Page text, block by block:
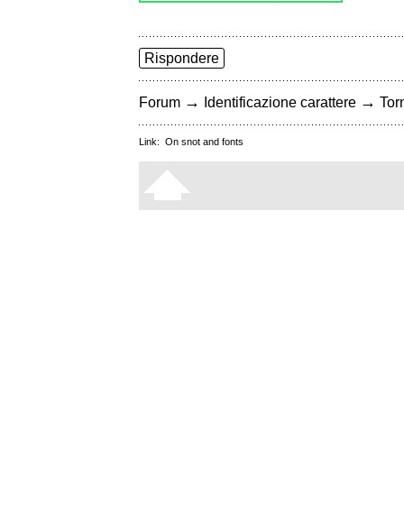
Rispondere
Forum → Identificazione carattere →
Link: On snot and fonts